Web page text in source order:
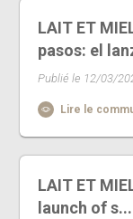
LAIT ET
pasos: el
Publié le 12/03/
Lire le
LAIT ET
launch of s...